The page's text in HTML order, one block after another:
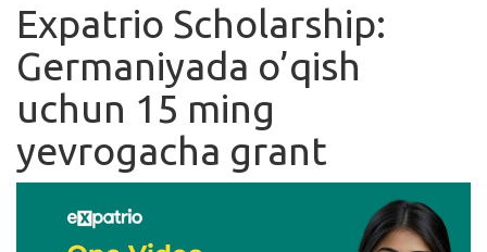
Ishlar
Kurslar
Blog
Yana
Expatrio Scholarship:
Germaniyada o’qish
uchun 15 ming
yevrogacha grant